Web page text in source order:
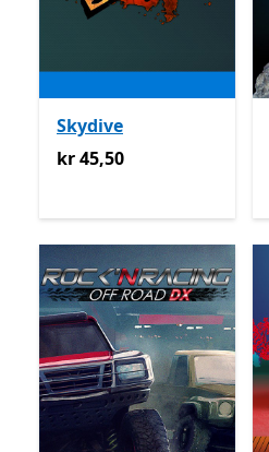
Skydive
kr 45,50
kr 45,50